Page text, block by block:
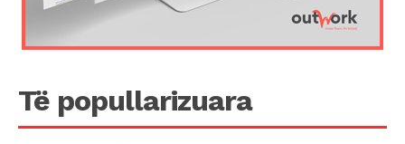
Të popullarizuara